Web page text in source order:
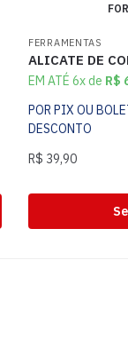
FERRAMENTAS
ALICATE DE
EM ATÉ 6x de R$
POR PIX OU
DESCONTO
R$ 39,90